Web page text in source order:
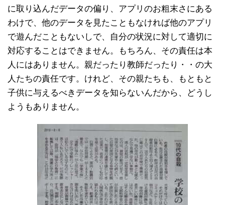
に取り込んだデータの偏り、アプリのお粗末さにある
わけで、他のデータを見たこともなければ他のアプリ
で遊んだこともないしで、自分の状況に対して適切に
対応することはできません。もちろん、その責任は本
人にはありません。親だったり教師だったり・・の大
人たちの責任です。けれど、その親たちも、もともと
子供に与えるべきデータを知らないんだから、どうし
ようもありません。